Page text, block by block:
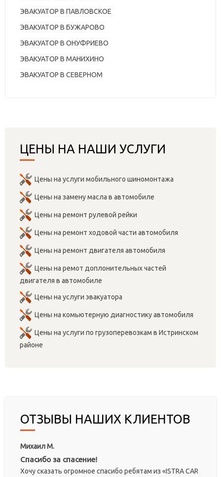
ЭВАКУАТОР В ПАВЛОВСКОЕ
ЭВАКУАТОР В БУЖАРОВО
ЭВАКУАТОР В ОНУФРИЕВО
ЭВАКУАТОР В МАНИХИНО
ЭВАКУАТОР В СЕВЕРНОМ
ЦЕНЫ НА НАШИ УСЛУГИ
Цены на услуги мобильного шиномонтажа
Цены на замену масла в автомобиле
Цены на ремонт рулевой рейки
Цены на ремонт ходовой части автомобиля
Цены на ремонт двигателя автомобиля
Цены на ремот доплонительных частей
двигателя в автомобиле
Цены на услуги эвакуатора
Цены на комьютерную диагностику автомобиля
Цены на услуги по грузоперевозкам в Истринском
районе
ОТЗЫВЫ НАШИХ КЛИЕНТОВ
Михаил М.
Спасибо за спасение!
Хочу сказать огромное спасибо ребятам из «ISTRA CAR